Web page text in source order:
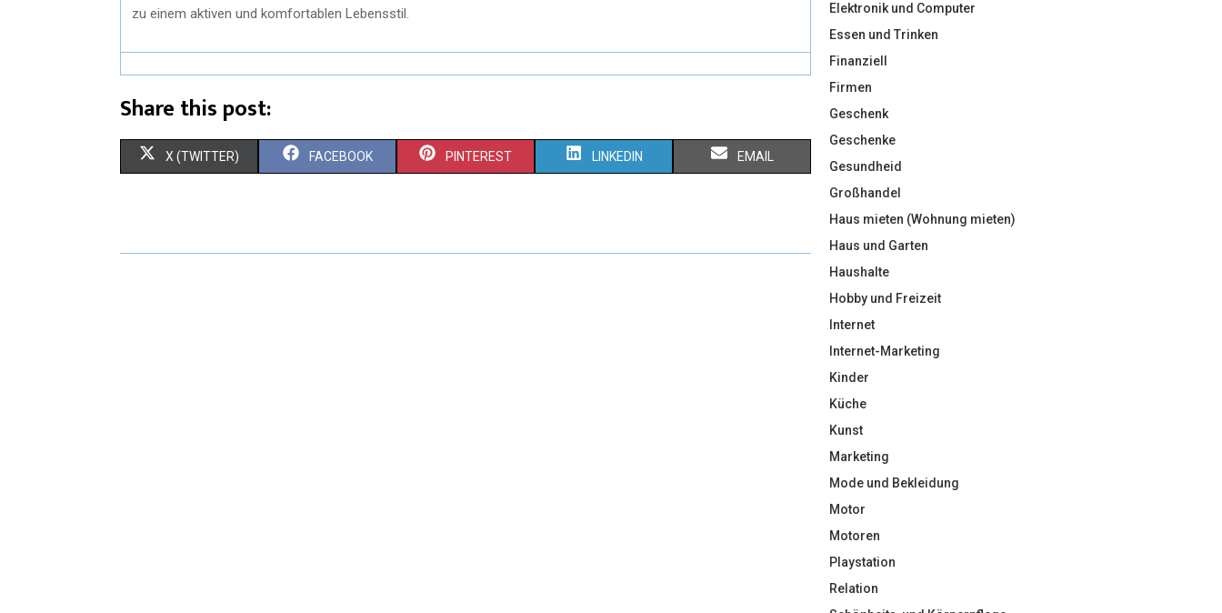
zu einem aktiven und komfortablen Lebensstil.
Share this post:
S
R
X (TWITTER) S
R
FACEBOOK S
R
PINTEREST S
R
LINKEDIN S
R
EMAIL
Elektronik und Computer
Essen und Trinken
Finanziell
Firmen
Geschenk
Geschenke
Gesundheid
Großhandel
Haus mieten (Wohnung mieten)
Haus und Garten
Haushalte
Hobby und Freizeit
Internet
Internet-Marketing
Kinder
Küche
Kunst
Marketing
Mode und Bekleidung
Motor
Motoren
Playstation
Relation